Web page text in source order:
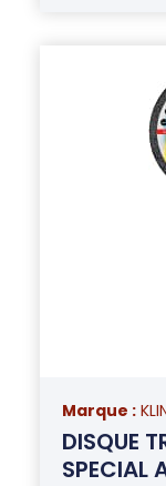
Marque :
DISQUE
SPECIAL